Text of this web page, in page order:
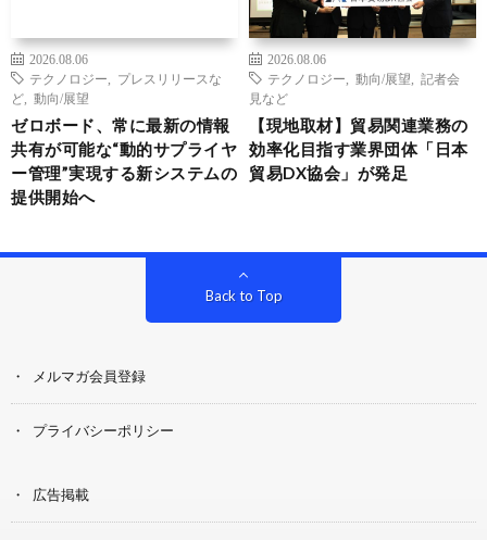
2026.08.06
テクノロジー
プレスリリースな
ど
動向/展望
ゼロボード、常に最新の情報
共有が可能な“動的サプライヤ
ー管理”実現する新システムの
提供開始へ
2026.08.06
テクノロジー
動向/展望
記者会
見など
【現地取材】貿易関連業務の
効率化目指す業界団体「日本
貿易DX協会」が発足
Back to Top
メルマガ会員登録
プライバシーポリシー
広告掲載